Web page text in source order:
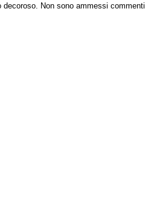
Non sono ammessi commenti